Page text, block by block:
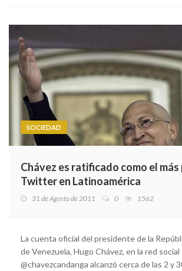
SOCIEDAD
Chávez es ratificado como el
Twitter en Latinoamérica
31 de Agosto de 2011 0 1562
La cuenta oficial del presidente de la
de Venezuela, Hugo Chávez, en la red
@chavezcandanga alcanzó cerca de las 2 y